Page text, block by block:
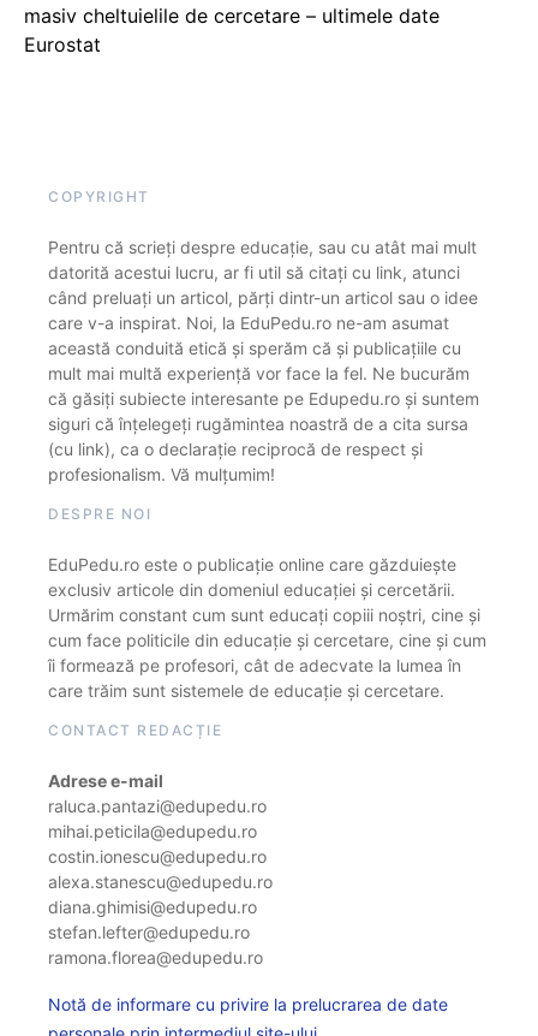
masiv cheltuielile de cercetare – ultimele date
Eurostat
COPYRIGHT
Pentru că scrieți despre educație, sau cu atât mai mult
datorită acestui lucru, ar fi util să citați cu link, atunci
când preluați un articol, părți dintr-un articol sau o idee
care v-a inspirat. Noi, la EduPedu.ro ne-am asumat
această conduită etică și sperăm că și publicațiile cu
mult mai multă experiență vor face la fel. Ne bucurăm
că găsiți subiecte interesante pe Edupedu.ro și suntem
siguri că înțelegeți rugămintea noastră de a cita sursa
(cu link), ca o declarație reciprocă de respect și
profesionalism. Vă mulțumim!
DESPRE NOI
EduPedu.ro este o publicație online care găzduiește
exclusiv articole din domeniul educației și cercetării.
Urmărim constant cum sunt educați copiii noștri, cine și
cum face politicile din educație și cercetare, cine și cum
îi formează pe profesori, cât de adecvate la lumea în
care trăim sunt sistemele de educație și cercetare.
CONTACT REDACȚIE
Adrese e-mail
raluca.pantazi@edupedu.ro
mihai.peticila@edupedu.ro
costin.ionescu@edupedu.ro
alexa.stanescu@edupedu.ro
diana.ghimisi@edupedu.ro
stefan.lefter@edupedu.ro
ramona.florea@edupedu.ro
Notă de informare cu privire la prelucrarea de date